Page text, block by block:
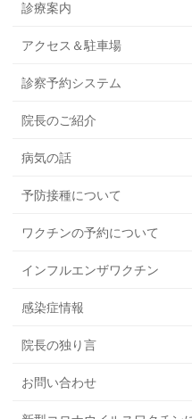
診療案内
アクセス＆駐車場
診察予約システム
院長のご紹介
病気の話
予防接種について
ワクチンの予約について
インフルエンザワクチン
感染症情報
院長の独り言
お問い合わせ